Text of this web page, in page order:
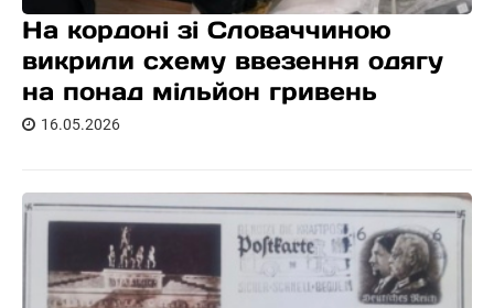
На кордоні зі Словаччиною
викрили схему ввезення одягу
на понад мільйон гривень
16.05.2026